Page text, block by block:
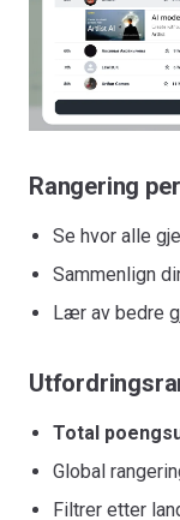
Rangering
Se hvor alle
Sammenlign
Lær av bedre
Total
Global
Filtrer etter